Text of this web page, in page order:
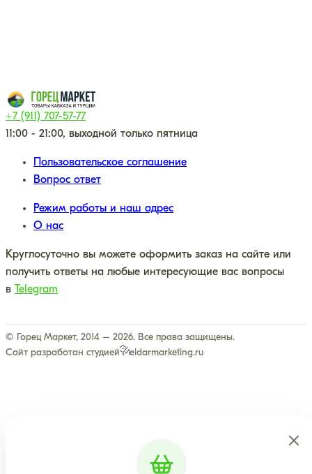
+7 (911) 707-57-77
11:00 - 21:00, выходной только пятница
Пользовательское соглашение
Вопрос ответ
Режим работы и наш адрес
О нас
Круглосуточно вы можете оформить заказ на сайте или
получить ответы на любые интересующие вас вопросы
в
Telegram
© Горец Маркет, 2014 – 2026. Все права защищены.
Сайт разработан студией
eldarmarketing.ru